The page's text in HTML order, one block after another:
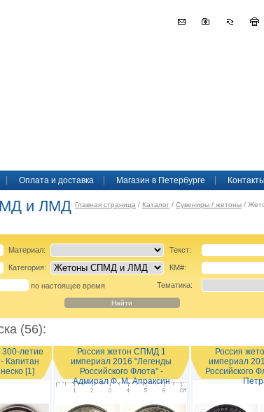
Оплата и доставка Магазин в Петербурге Контакты
Главная страница / Каталог / Сувениры / жетоны /
и ЛМД
Материал: Текст:
Категория: КМ#:
по настоящее время Тематика:
(56):
летие
Капитан
[1]
Россия жетон СПМД 1
империал 2016 "Легенды
Российского Флота" -
Адмирал Ф. М. Апраксин
Россия
империал
Российского